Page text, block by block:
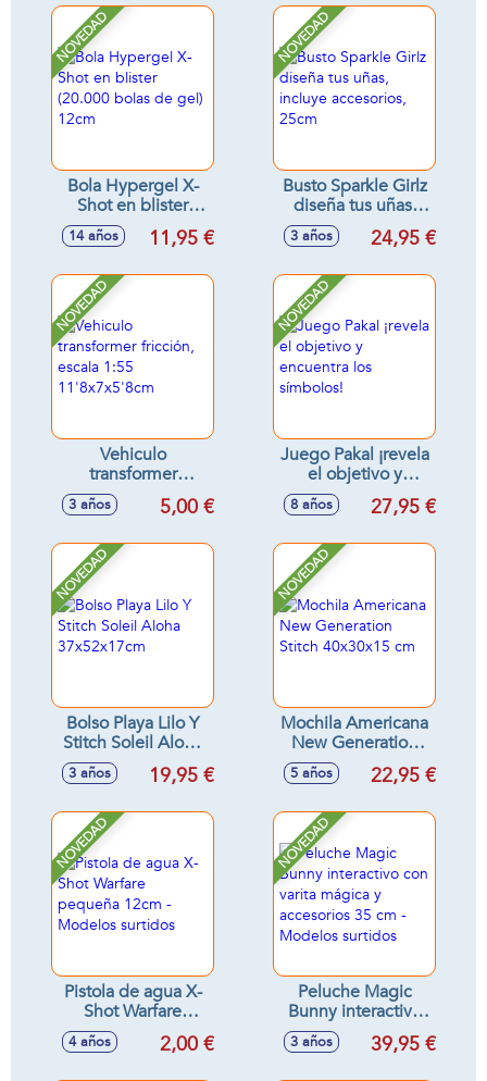
NOVEDAD
Bola Hypergel X-
Shot en blister
(20.000 bolas de
gel) 12cm
14 años 11,95 €
NOVEDAD
Busto Sparkle Girlz
diseña tus uñas,
incluye accesorios,
25cm
3 años 24,95 €
NOVEDAD
Vehiculo
transformer
fricción, escala 1:55
11'8x7x5'8cm
3 años 5,00 €
NOVEDAD
Juego Pakal ¡revela
el objetivo y
encuentra los
símbolos!
8 años 27,95 €
NOVEDAD
Bolso Playa Lilo Y
Stitch Soleil Aloha
37x52x17cm
3 años 19,95 €
NOVEDAD
Mochila Americana
New Generation
Stitch 40x30x15 cm
5 años 22,95 €
NOVEDAD
Pistola de agua X-
Shot Warfare
pequeña 12cm -
Modelos surtidos
4 años 2,00 €
NOVEDAD
Peluche Magic
Bunny interactivo
con varita mágica y
accesorios 35 cm -
3 años 39,95 €